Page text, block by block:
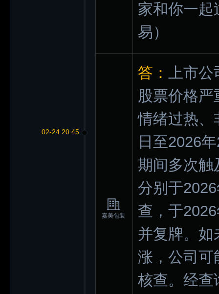
02-24 20:45
家和你一起
易）
嘉美包装
答： 上市公
股票价格
情绪过热、
日至2026
期间多次触
分别于
查，于
并复牌。如
涨，公司可
核查。经查